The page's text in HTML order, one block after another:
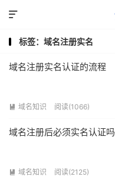

标签：域名注册实名
域名注册实名认证的流程
 域名知识 阅读(1066)
域名注册后必须实名认证吗
 域名知识 阅读(2125)